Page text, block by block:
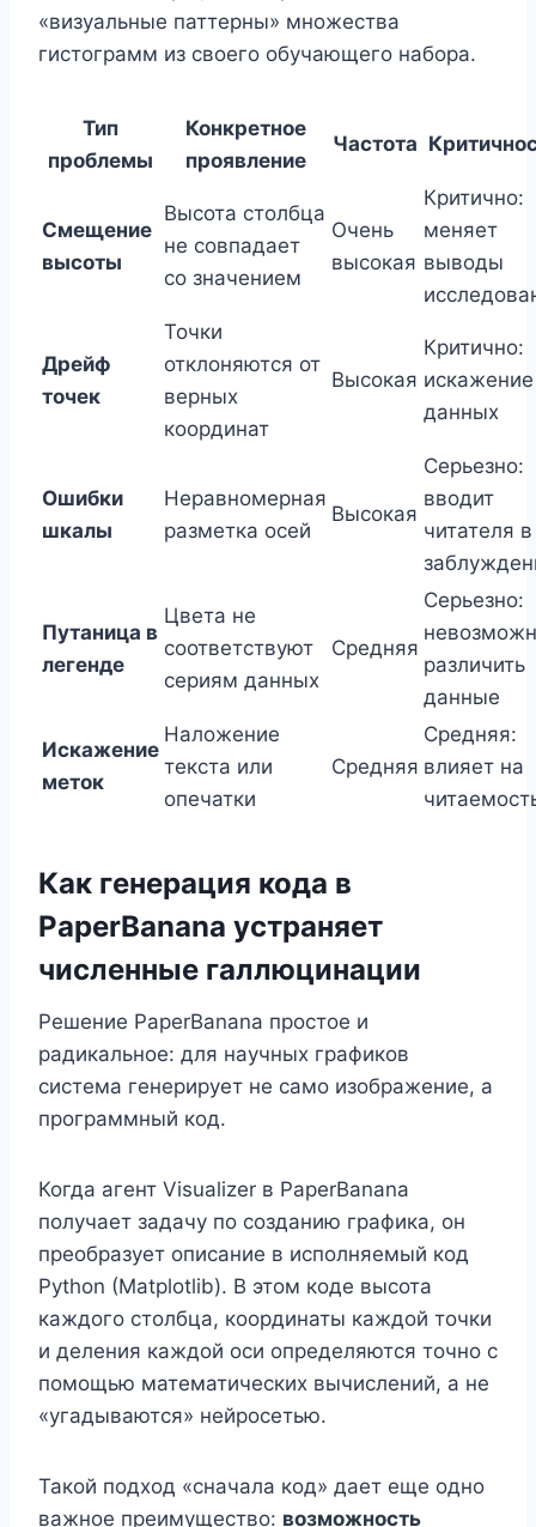
«визуальные паттерны» множества
гистограмм из своего обучающего набора.
Тип
проблемы
Конкретное
проявление
Частота
Смещение
высоты
Высота столбца
не совпадает
со значением
Очень
высокая
Критично:
меняет
выводы
Дрейф
точек
Точки
отклоняются от
верных
координат
Высокая
Критично:
искажение
данных
Ошибки
шкалы
Неравномерная
разметка осей
Высокая
Серьезно:
вводит
читателя в
Путаница в
легенде
Цвета не
соответствуют
сериям данных
Средняя
Серьезно:
различить
данные
Искажение
меток
Наложение
текста или
опечатки
Средняя
Средняя:
влияет на
Как генерация кода в
PaperBanana устраняет
численные галлюцинации
Решение PaperBanana простое и
радикальное: для научных графиков
система генерирует не само изображение, а
программный код.
Когда агент Visualizer в PaperBanana
получает задачу по созданию графика, он
преобразует описание в исполняемый код
Python (Matplotlib). В этом коде высота
каждого столбца, координаты каждой точки
и деления каждой оси определяются точно с
помощью математических вычислений, а не
«угадываются» нейросетью.
Такой подход «сначала код» дает еще одно
важное преимущество: возможность